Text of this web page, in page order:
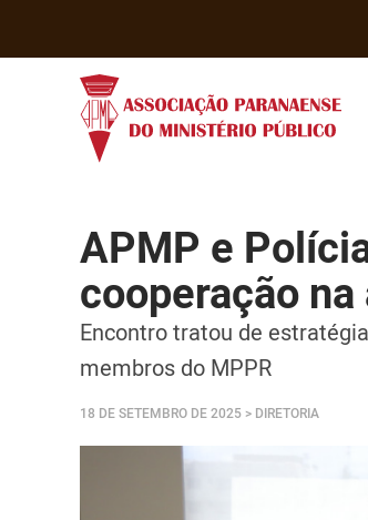
APMP e
cooperação
Encontro tratou de
membros do MPPR
18 DE SETEMBRO DE 2025 > DIRETORIA